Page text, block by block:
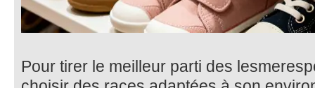
Pour tirer le meilleur parti des